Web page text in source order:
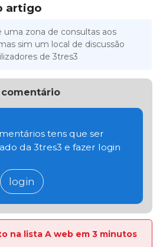
artigo
uma zona de consultas aos
sim um local de discussão
de 3tres3
tens que ser
da 3tres3 e fazer login
login
na lista A web em 3 minutos